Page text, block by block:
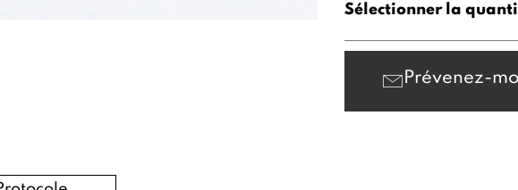
Sélectionner la
Prévenez-